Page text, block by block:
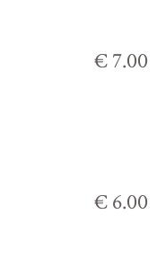
€ 7.00
€ 6.00